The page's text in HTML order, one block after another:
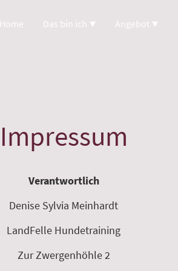
Home Das bin ich Angebot
Impressum
Verantwortlich
Denise Sylvia Meinhardt
LandFelle Hundetraining
Zur Zwergenhöhle 2